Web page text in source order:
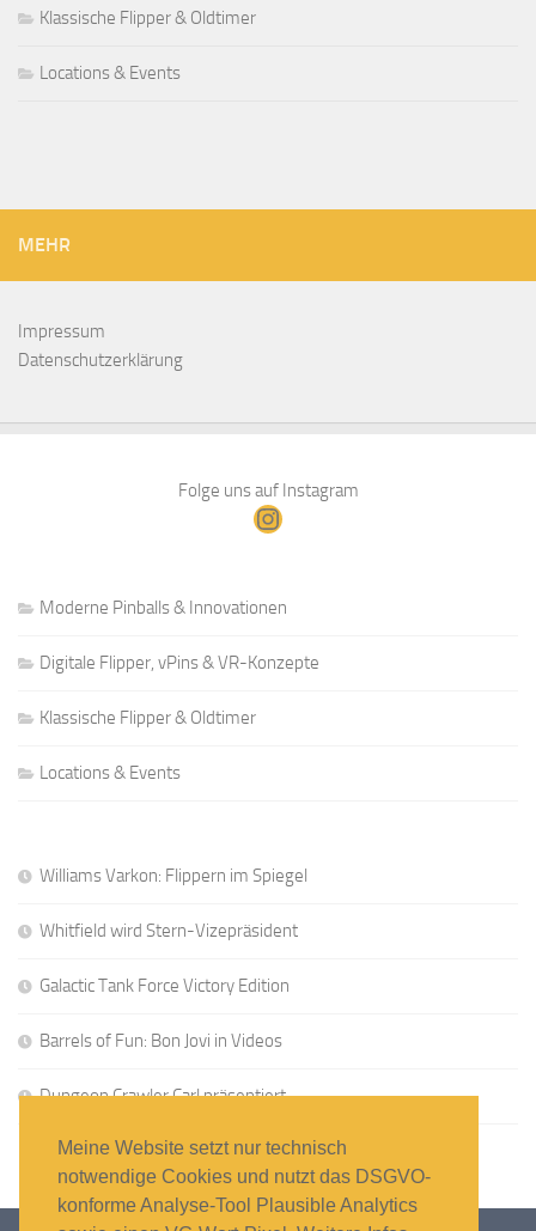
Klassische Flipper & Oldtimer
Locations & Events
MEHR
Impressum
Datenschutzerklärung
Folge uns auf Instagram
Instagram
Moderne Pinballs & Innovationen
Digitale Flipper, vPins & VR-Konzepte
Klassische Flipper & Oldtimer
Locations & Events
Williams Varkon: Flippern im Spiegel
Whitfield wird Stern-Vizepräsident
Galactic Tank Force Victory Edition
Barrels of Fun: Bon Jovi in Videos
Dungeon Crawler Carl präsentiert
Meine Website setzt nur technisch
notwendige Cookies und nutzt das DSGVO-
konforme Analyse-Tool Plausible Analytics